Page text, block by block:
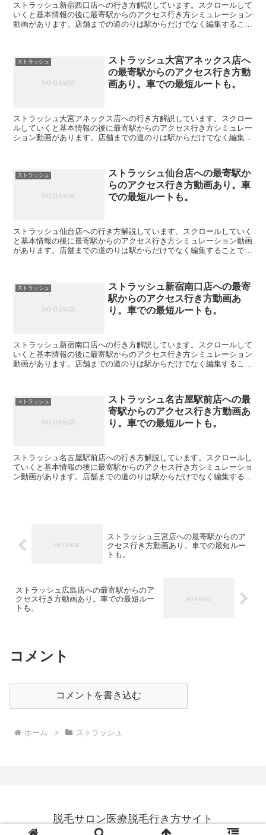
ストラッシュ新宿西口店への行き方解説しています。スクロールして
いくと基本情報の後に最寄駅からのアクセス行き方シミュレーション
動画があります。店舗までの道のりは駅からだけでなく編集すること
ストラッシュ
ストラッシュ大宮アネックス店へ
の最寄駅からのアクセス行き方動
画あり。車での最短ルートも。
ストラッシュ大宮アネックス店への行き方解説しています。スクロー
ルしていくと基本情報の後に最寄駅からのアクセス行き方シミュレー
ション動画があります。店舗までの道のりは駅からだけでなく編集す
ストラッシュ
ストラッシュ仙台店への最寄駅か
らのアクセス行き方動画あり。車
での最短ルートも。
ストラッシュ仙台店への行き方解説しています。スクロールしていく
と基本情報の後に最寄駅からのアクセス行き方シミュレーション動画
があります。店舗までの道のりは駅からだけでなく編集することで自
ストラッシュ
ストラッシュ新宿南口店への最寄
駅からのアクセス行き方動画あ
り。車での最短ルートも。
ストラッシュ新宿南口店への行き方解説しています。スクロールして
いくと基本情報の後に最寄駅からのアクセス行き方シミュレーション
動画があります。店舗までの道のりは駅からだけでなく編集すること
ストラッシュ
ストラッシュ名古屋駅前店への最
寄駅からのアクセス行き方動画あ
り。車での最短ルートも。
ストラッシュ名古屋駅前店への行き方解説しています。スクロールし
ていくと基本情報の後に最寄駅からのアクセス行き方シミュレーショ
ン動画があります。店舗までの道のりは駅からだけでなく編集するこ
ストラッシュ三宮店への最寄駅からのア
クセス行き方動画あり。車での最短ルー
トも。
ストラッシュ広島店への最寄駅からのア
クセス行き方動画あり。車での最短ルー
トも。
コメント
コメントを書き込む
ホーム ストラッシュ
脱毛サロン医療脱毛行き方サイト